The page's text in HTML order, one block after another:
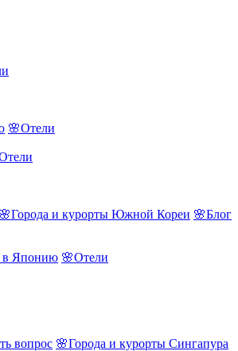
🌸Отели
🌸Города и курорты Южной Кореи 🌸Блог
в Японию 🌸Отели
вопрос 🌸Города и курорты Сингапура